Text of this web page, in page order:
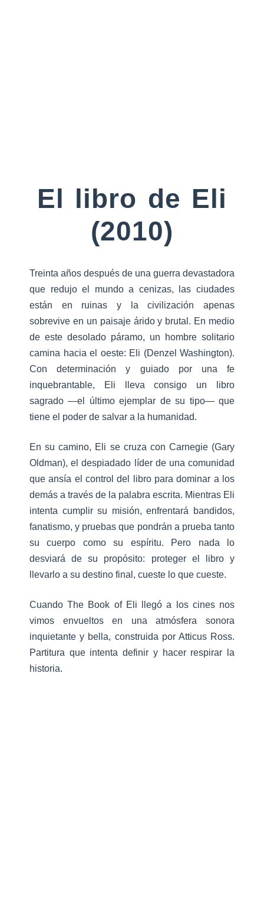
El libro de Eli
(2010)
Treinta años después de una guerra devastadora
que redujo el mundo a cenizas, las ciudades
están en ruinas y la civilización apenas
sobrevive en un paisaje árido y brutal. En medio
de este desolado páramo, un hombre solitario
camina hacia el oeste: Eli (Denzel Washington).
Con determinación y guiado por una fe
inquebrantable, Eli lleva consigo un libro
sagrado —el último ejemplar de su tipo— que
tiene el poder de salvar a la humanidad.
En su camino, Eli se cruza con Carnegie (Gary
Oldman), el despiadado líder de una comunidad
que ansía el control del libro para dominar a los
demás a través de la palabra escrita. Mientras Eli
intenta cumplir su misión, enfrentará bandidos,
fanatismo, y pruebas que pondrán a prueba tanto
su cuerpo como su espíritu. Pero nada lo
desviará de su propósito: proteger el libro y
llevarlo a su destino final, cueste lo que cueste.
Cuando The Book of Eli llegó a los cines nos
vimos envueltos en una atmósfera sonora
inquietante y bella, construida por Atticus Ross.
Partitura que intenta definir y hacer respirar la
historia.